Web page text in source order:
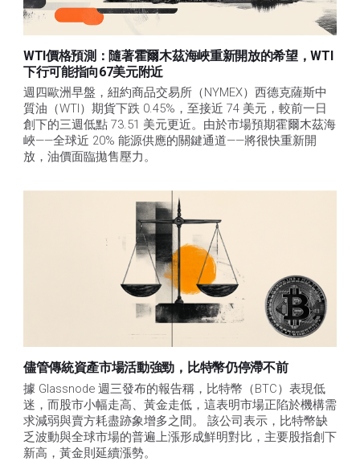
WTI價格預測：隨著霍爾木茲海峽重新開放的希望，WTI
下行可能指向67美元附近
週四歐洲早盤，紐約商品交易所（NYMEX）西德克薩斯中
質油（WTI）期貨下跌 0.45%，至接近 74 美元，較前一日
創下的三週低點 73.51 美元更近。由於市場預期霍爾木茲海
峽——全球近 20% 能源供應的關鍵通道——將很快重新開
放，油價面臨拋售壓力。
儘管傳統資產市場活動強勁，比特幣仍停滯不前
據 Glassnode 週三發布的報告稱，比特幣（BTC）表現低
迷，而股市小幅走高、黃金走低，這表明市場正陷於機構需
求減弱與賣方耗盡跡象增多之間。 該公司表示，比特幣缺
乏波動與全球市場的普遍上漲形成鮮明對比，主要股指創下
新高，黃金則延續漲勢。